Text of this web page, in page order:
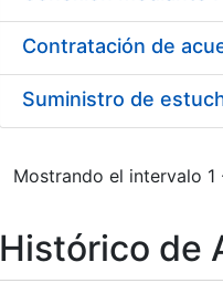
Suministro de
Mostrando el intervalo
Histórico de